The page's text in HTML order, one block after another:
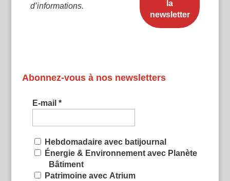
d’informations.
Abonnez-vous à nos newsletters
E-mail *
Hebdomadaire avec batijournal
Énergie & Environnement avec Planète
Bâtiment
Patrimoine avec Atrium